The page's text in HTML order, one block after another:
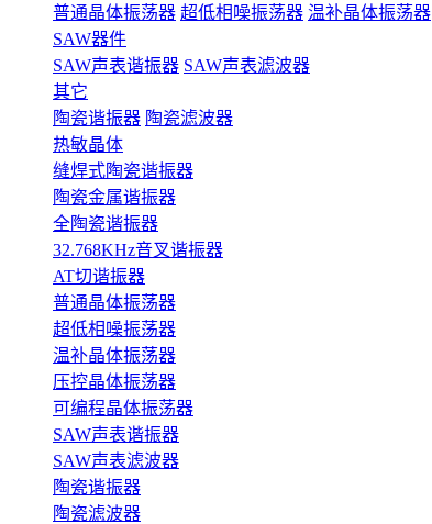
普通晶体振荡器 超低相噪振荡器 温补晶体振荡器
SAW器件
SAW声表谐振器 SAW声表滤波器
其它
陶瓷谐振器 陶瓷滤波器
热敏晶体
缝焊式陶瓷谐振器
陶瓷金属谐振器
全陶瓷谐振器
32.768KHz音叉谐振器
AT切谐振器
普通晶体振荡器
超低相噪振荡器
温补晶体振荡器
压控晶体振荡器
可编程晶体振荡器
SAW声表谐振器
SAW声表滤波器
陶瓷谐振器
陶瓷滤波器